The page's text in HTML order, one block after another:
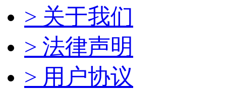
> 关于我们
> 法律声明
> 用户协议